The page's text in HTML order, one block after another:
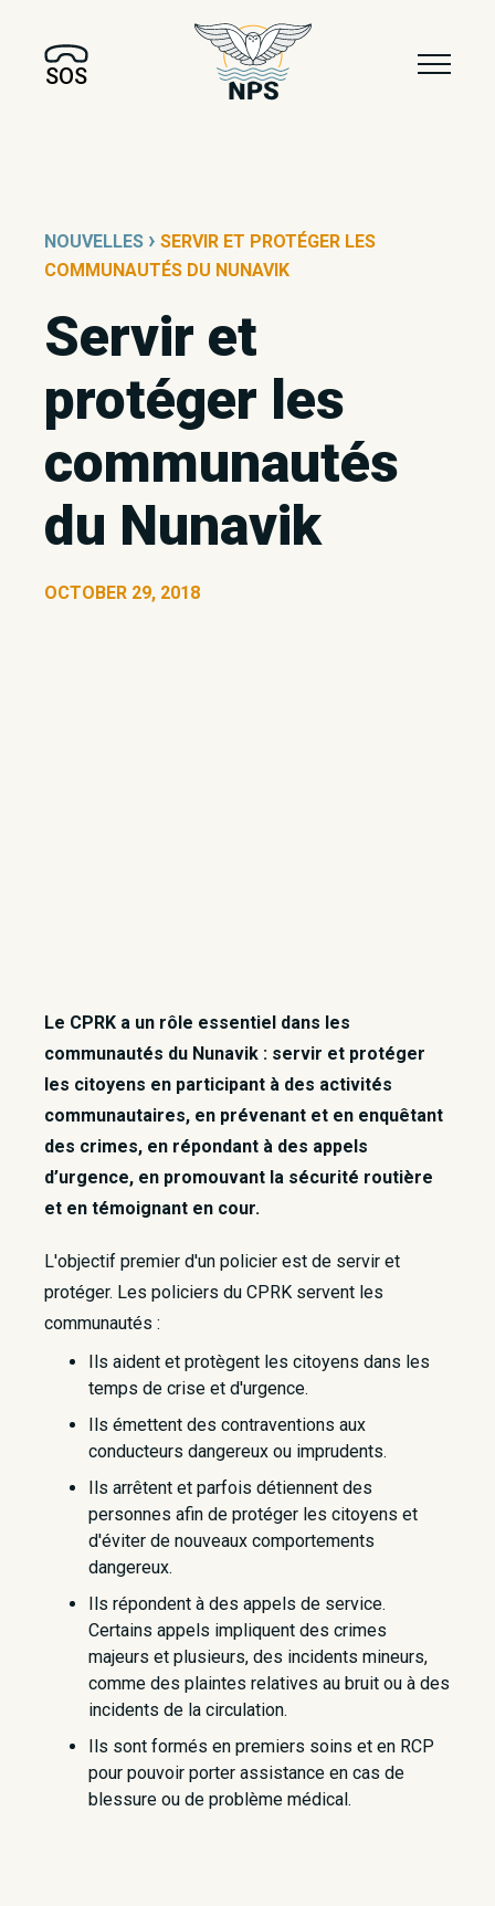
SOS
NOUVELLES › SERVIR ET PROTÉGER LES
COMMUNAUTÉS DU NUNAVIK
Servir et
protéger les
communautés
du Nunavik
OCTOBER 29, 2018
Le CPRK a un rôle essentiel dans les
communautés du Nunavik : servir et protéger
les citoyens en participant à des activités
communautaires, en prévenant et en enquêtant
des crimes, en répondant à des appels
d’urgence, en promouvant la sécurité routière
et en témoignant en cour.
L'objectif premier d'un policier est de servir et
protéger. Les policiers du CPRK servent les
communautés :
Ils aident et protègent les citoyens dans les
temps de crise et d'urgence.
Ils émettent des contraventions aux
conducteurs dangereux ou imprudents.
Ils arrêtent et parfois détiennent des
personnes afin de protéger les citoyens et
d'éviter de nouveaux comportements
dangereux.
Ils répondent à des appels de service.
Certains appels impliquent des crimes
majeurs et plusieurs, des incidents mineurs,
comme des plaintes relatives au bruit ou à des
incidents de la circulation.
Ils sont formés en premiers soins et en RCP
pour pouvoir porter assistance en cas de
blessure ou de problème médical.